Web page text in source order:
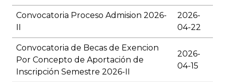
Convocatoria Proceso Admision 2026-
II
2026-
04-22
Convocatoria de Becas de Exencion
Por Concepto de Aportación de
Inscripción Semestre 2026-II
2026-
04-15